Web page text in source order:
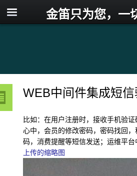
金笛只为您，一
WEB中间件集成短
比如：在用户注册时，接收手机验
心中，会员的修改密码，密码找回
码，消费提醒等短信发送；运维平
上传的缩略图